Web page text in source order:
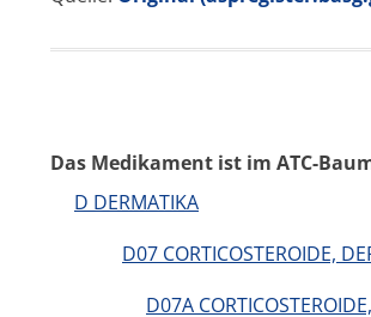
Das Medikament ist im ATC-
D DERMATIKA
D07 CORTICOSTEROIDE,
D07A